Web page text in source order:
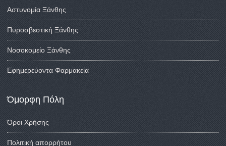
Αστυνομία Ξάνθης
Πυροσβεστική Ξάνθης
Νοσοκομείο Ξάνθης
Εφημερεύοντα Φαρμακεία
Όμορφη Πόλη
Όροι Χρήσης
Πολιτική απορρήτου